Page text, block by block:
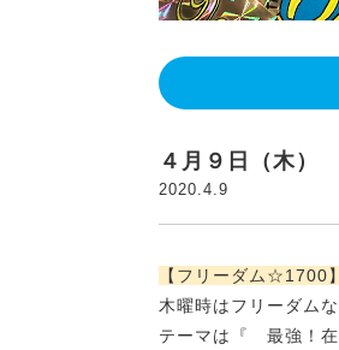
４月９日（木）
2020.4.9
【フリーダム☆1700】
木曜時はフリーダムな
テーマは
『 最強！